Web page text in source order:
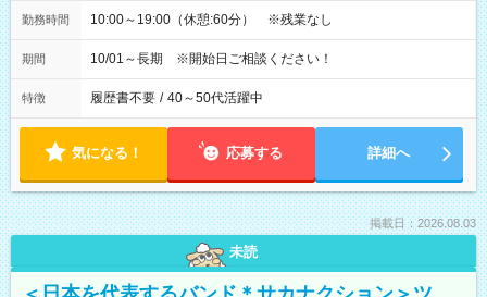
勤務時間 10:00～19:00（休憩:60分） ※残業なし
期間 10/01～長期 ※開始日ご相談ください！
特徴 履歴書不要 / 40～50代活躍中
気になる！ 応募する 詳細へ
掲載日：2026.08.03
未読